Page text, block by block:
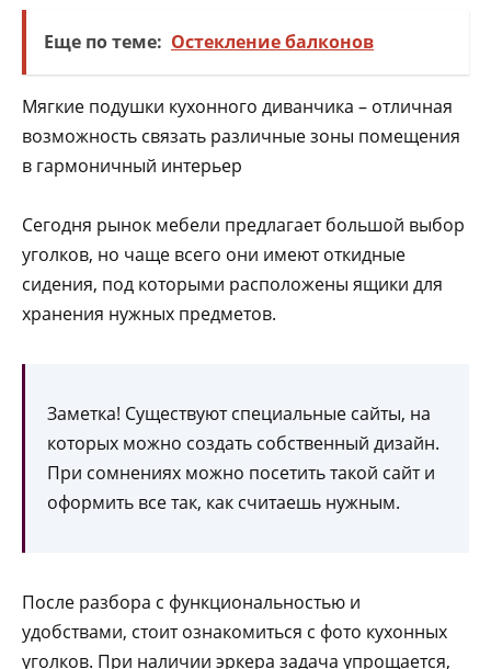
Еще по теме: Остекление балконов
Мягкие подушки кухонного диванчика – отличная
возможность связать различные зоны помещения
в гармоничный интерьер
Сегодня рынок мебели предлагает большой выбор
уголков, но чаще всего они имеют откидные
сидения, под которыми расположены ящики для
хранения нужных предметов.
Заметка! Существуют специальные сайты, на
которых можно создать собственный дизайн.
При сомнениях можно посетить такой сайт и
оформить все так, как считаешь нужным.
После разбора с функциональностью и
удобствами, стоит ознакомиться с фото кухонных
уголков. При наличии эркера задача упрощается,